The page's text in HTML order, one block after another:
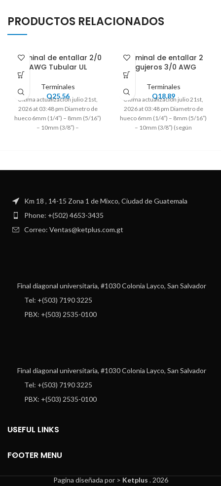
PRODUCTOS RELACIONADOS
Terminal de entallar 2/0
AWG Tubular UL
Terminales
Q25.56
Ultima actualización julio 21st,
2026 at 03:48 pm Diametro de
hueco 6mm (1/4″) – 8mm (5/16″)
– 10mm (3/8″) –
Terminal de entallar 2
Agujeros 3/0 AWG
Terminales
Q18.89
Ultima actualización julio 21st,
2026 at 03:48 pm Diametro de
hueco 6mm (1/4″) – 8mm (5/16″)
– 10mm (3/8″) (según
Km 18 , 14-15 Zona 1 de Mixco, Ciudad de Guatemala
Phone: +(502) 4653-3435
Correo: Ventas@ketplus.com.gt
Final diagonal universitaria, #1030 Colonia Layco, San Salvador
Tel: +(503) 7190 3225
PBX: +(503) 2535-0100
Final diagonal universitaria, #1030 Colonia Layco, San Salvador
Tel: +(503) 7190 3225
PBX: +(503) 2535-0100
USEFUL LINKS
FOOTER MENU
Pagina diseñada por > Ketplus . 2026